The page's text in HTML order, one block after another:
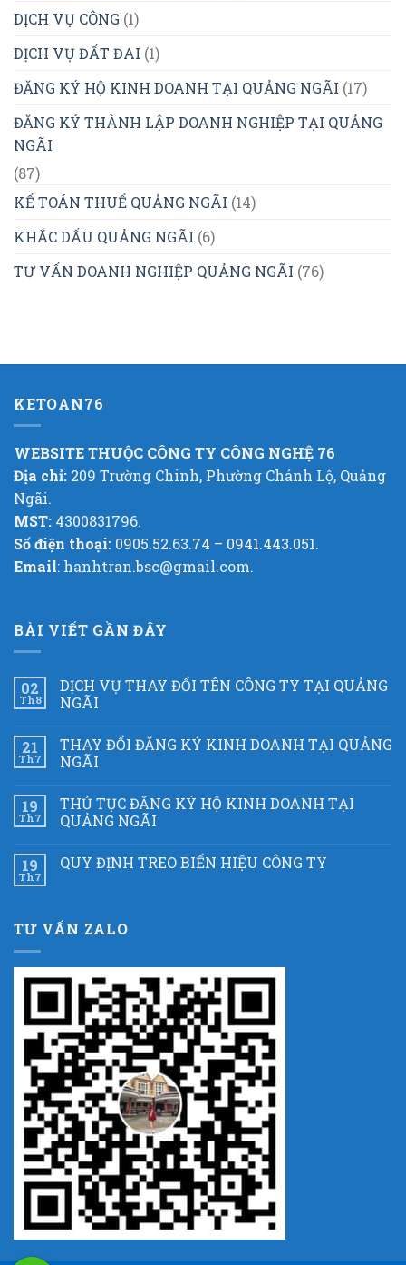
DỊCH VỤ CÔNG (1)
DỊCH VỤ ĐẤT ĐAI (1)
ĐĂNG KÝ HỘ KINH DOANH TẠI QUẢNG NGÃI (17)
ĐĂNG KÝ THÀNH LẬP DOANH NGHIỆP TẠI QUẢNG
NGÃI
(87)
KẾ TOÁN THUẾ QUẢNG NGÃI (14)
KHẮC DẤU QUẢNG NGÃI (6)
TƯ VẤN DOANH NGHIỆP QUẢNG NGÃI (76)
KETOAN76
WEBSITE THUỘC CÔNG TY CÔNG NGHỆ 76
Địa chỉ: 209 Trường Chinh, Phường Chánh Lộ, Quảng
Ngãi.
MST: 4300831796.
Số điện thoại: 0905.52.63.74 – 0941.443.051.
Email: hanhtran.bsc@gmail.com.
BÀI VIẾT GẦN ĐÂY
02
Th8
DỊCH VỤ THAY ĐỔI TÊN CÔNG TY TẠI QUẢNG
NGÃI
21
Th7
THAY ĐỔI ĐĂNG KÝ KINH DOANH TẠI QUẢNG
NGÃI
19
Th7
THỦ TỤC ĐĂNG KÝ HỘ KINH DOANH TẠI
QUẢNG NGÃI
19
Th7
QUY ĐỊNH TREO BIỂN HIỆU CÔNG TY
TƯ VẤN ZALO